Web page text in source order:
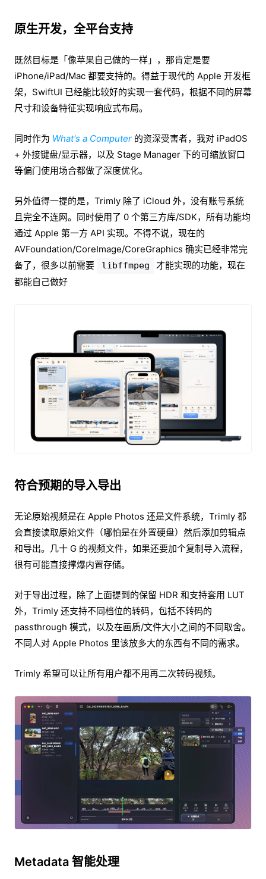
原生开发，全平台支持
既然目标是「像苹果自己做的一样」，那肯定是要
iPhone/iPad/Mac 都要支持的。得益于现代的 Apple 开发框
架，SwiftUI 已经能比较好的实现一套代码，根据不同的屏幕
尺寸和设备特征实现响应式布局。
同时作为 What's a Computer 的资深受害者，我对 iPadOS
+ 外接键盘/显示器，以及 Stage Manager 下的可缩放窗口
等偏门使用场合都做了深度优化。
另外值得一提的是，Trimly 除了 iCloud 外，没有账号系统
且完全不连网。同时使用了 0 个第三方库/SDK，所有功能均
通过 Apple 第一方 API 实现。不得不说，现在的
AVFoundation/CoreImage/CoreGraphics 确实已经非常完
备了，很多以前需要
libffmpeg
才能实现的功能，现在
都能自己做好
符合预期的导入导出
无论原始视频是在 Apple Photos 还是文件系统，Trimly 都
会直接读取原始文件（哪怕是在外置硬盘）然后添加剪辑点
和导出。几十 G 的视频文件，如果还要加个复制导入流程，
很有可能直接撑爆内置存储。
对于导出过程，除了上面提到的保留 HDR 和支持套用 LUT
外，Trimly 还支持不同档位的转码，包括不转码的
passthrough 模式，以及在画质/文件大小之间的不同取舍。
不同人对 Apple Photos 里该放多大的东西有不同的需求。
Trimly 希望可以让所有用户都不用再二次转码视频。
Metadata 智能处理